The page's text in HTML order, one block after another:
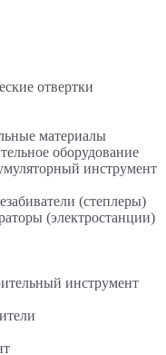
отвертки
материалы
оборудование
инструмент
(степлеры)
(электростанции)
инструмент